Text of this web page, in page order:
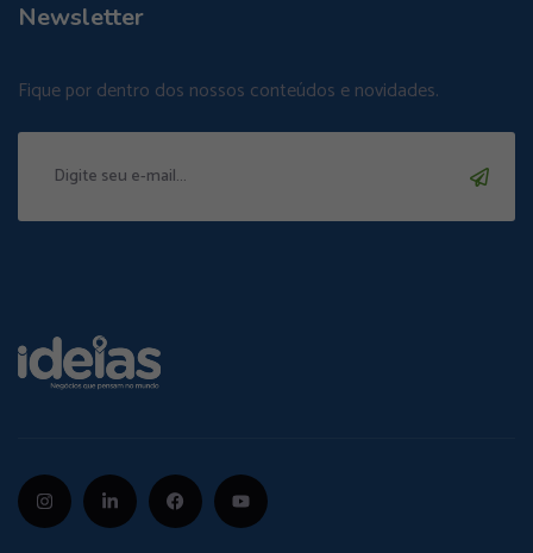
Newsletter
Fique por dentro dos nossos conteúdos e novidades.